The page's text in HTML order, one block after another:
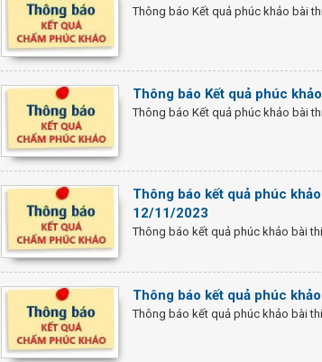
Thông báo Kết quả phúc khảo bài
Thông báo Kết quả phúc
Thông báo Kết quả phúc khảo bài
Thông báo kết quả phúc
12/11/2023
Thông báo kết quả phúc khảo bài
Thông báo kết quả phúc
Thông báo kết quả phúc khảo bài